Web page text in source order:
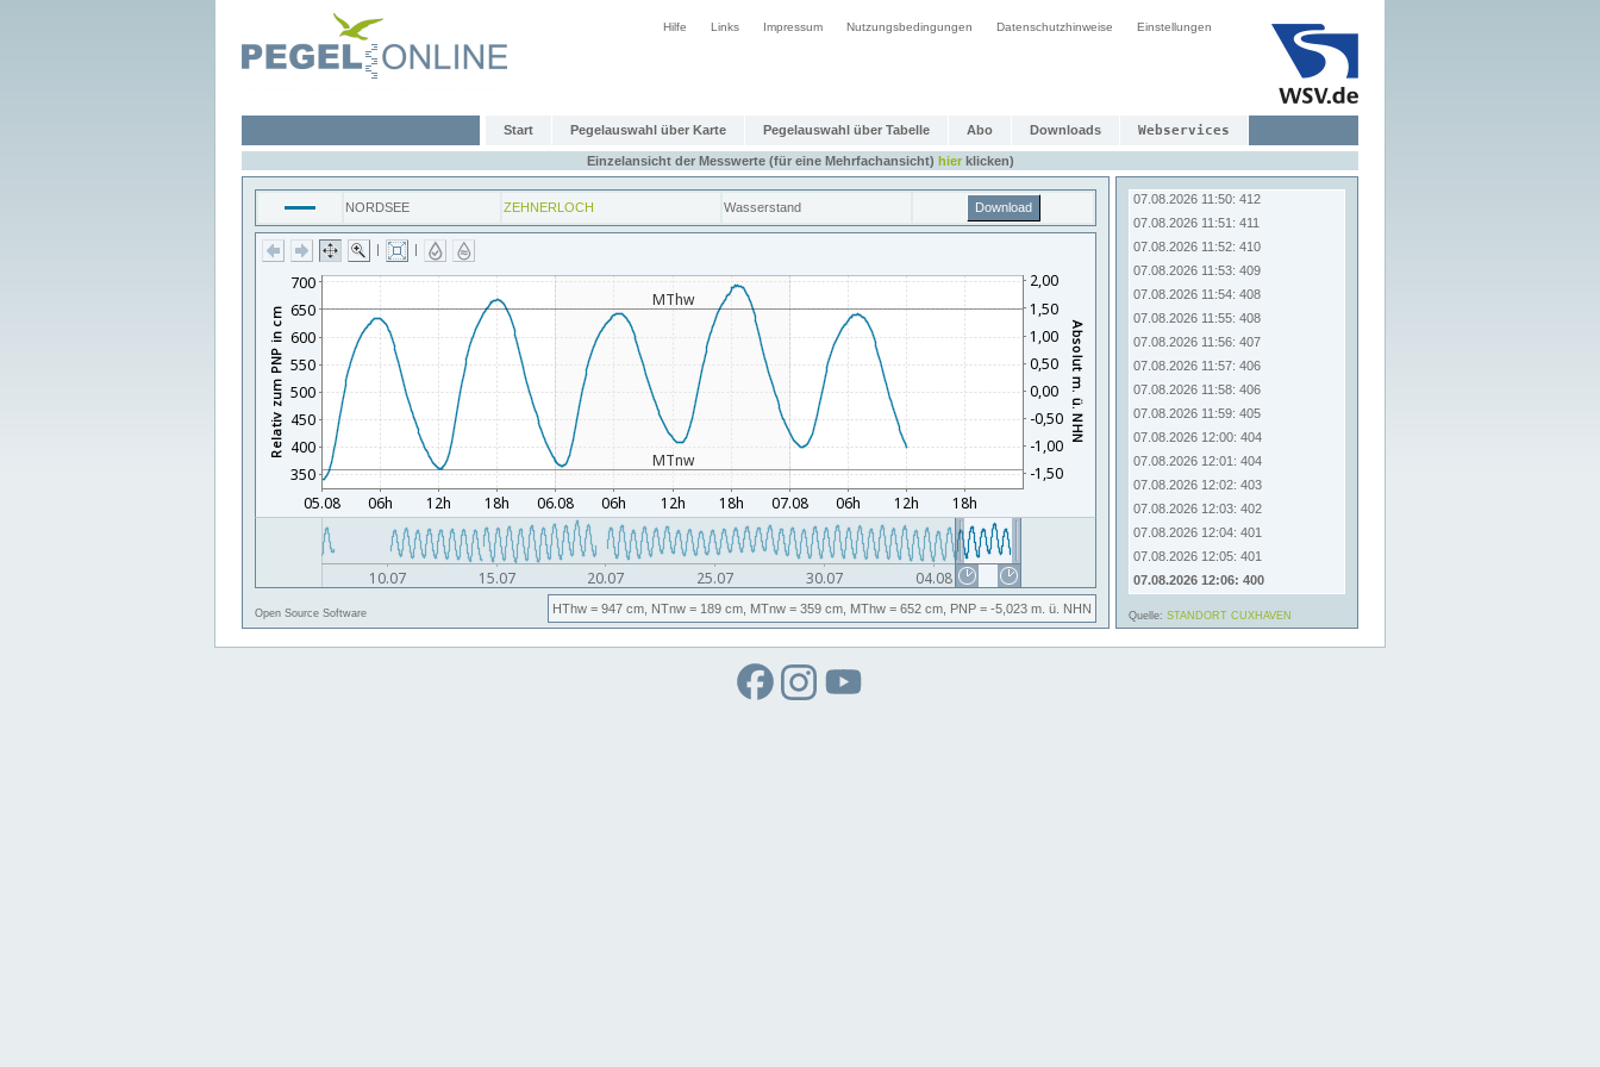
Hilfe Links Impressum Nutzungsbedingungen Datenschutzhinweise Einstellungen
Start Pegelauswahl über Karte Pegelauswahl über Tabelle Abo Downloads Webservices
Einzelansicht der Messwerte (für eine Mehrfachansicht) hierklicken)
NORDSEE ZEHNERLOCH Wasserstand Download
| |
Open Source Software HThw = 947 cm, NTnw = 189 cm, MTnw = 359 cm, MThw = 652 cm, PNP = -5,023 m. ü. NHN
07.08.2026 11:43: 417
07.08.2026 11:47: 414
07.08.2026 11:48: 413
07.08.2026 11:49: 412
07.08.2026 11:50: 412
07.08.2026 11:51: 411
07.08.2026 11:52: 410
07.08.2026 11:53: 409
07.08.2026 11:54: 408
07.08.2026 11:55: 408
07.08.2026 11:56: 407
07.08.2026 11:57: 406
07.08.2026 11:58: 406
07.08.2026 11:59: 405
07.08.2026 12:00: 404
07.08.2026 12:01: 404
07.08.2026 12:02: 403
07.08.2026 12:03: 402
07.08.2026 12:04: 401
07.08.2026 12:05: 401
07.08.2026 12:06: 400
Quelle: STANDORT CUXHAVEN